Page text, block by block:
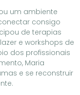
um ambiente
consigo
de terapias
e workshops de
dos profissionais
Maria
e se reconstruir